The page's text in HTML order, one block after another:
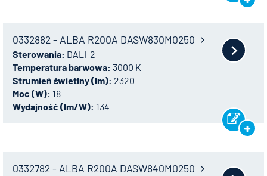
0332882 - ALBA R200A DASW830M0250
Sterowania: DALI-2
Temperatura barwowa: 3000 K
Strumień świetlny (lm): 2320
Moc (W): 18
Wydajność (lm/W): 134
0332782 - ALBA R200A DASW840M0250